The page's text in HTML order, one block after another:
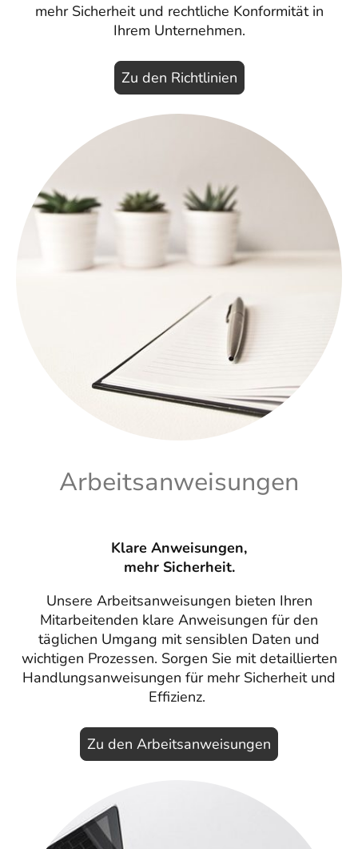
mehr Sicherheit und rechtliche Konformität in
Ihrem Unternehmen.
Zu den Richtlinien
Arbeitsanweisungen
Klare Anweisungen,
mehr Sicherheit.
Unsere Arbeitsanweisungen bieten Ihren
Mitarbeitenden klare Anweisungen für den
täglichen Umgang mit sensiblen Daten und
wichtigen Prozessen. Sorgen Sie mit detaillierten
Handlungsanweisungen für mehr Sicherheit und
Effizienz.
Zu den Arbeitsanweisungen